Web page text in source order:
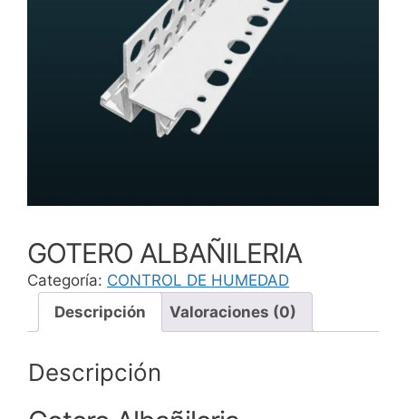
GOTERO ALBAÑILERIA
Categoría: CONTROL DE HUMEDAD
Descripción
Valoraciones (0)
Descripción